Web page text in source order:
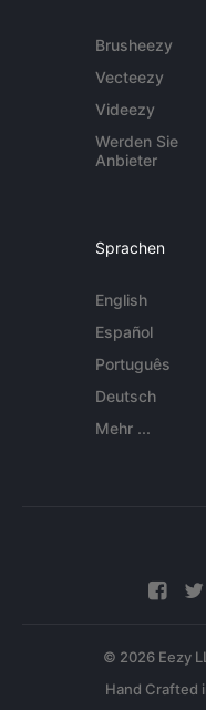
Brusheezy
Vecteezy
Videezy
Werden Sie
Anbieter
Sprachen
English
Español
Português
Deutsch
Mehr ...
© 2026 Eezy